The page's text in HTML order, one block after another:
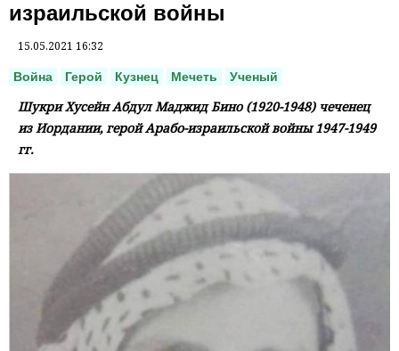
израильской войны
15.05.2021 16:32
Война Герой Кузнец Мечеть Ученый
Шукри Хусейн Абдул Маджид Бино (1920-1948) чеченец
из Иордании, герой Арабо-израильской войны 1947-1949
гг.